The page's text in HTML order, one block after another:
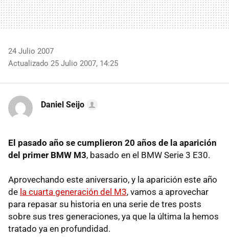
24 Julio 2007
Actualizado 25 Julio 2007, 14:25
Daniel Seijo
El pasado año se cumplieron 20 años de la aparición
del primer BMW M3, basado en el BMW Serie 3 E30.
Aprovechando este aniversario, y la aparición este año
de la cuarta generación del M3, vamos a aprovechar
para repasar su historia en una serie de tres posts
sobre sus tres generaciones, ya que la última la hemos
tratado ya en profundidad.